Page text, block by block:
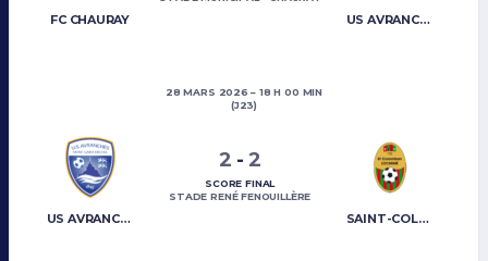
FC CHAURAY US AVRANCHES MONT-SAINT-MICHEL
28 MARS 2026
18 H 00 MIN
(J23)
US AVRANCHES MONT-SAINT-MICHEL SAINT-COLOMBAN LOCMINÉ
2 - 2
SCORE FINAL
STADE RENÉ FENOUILLÈRE